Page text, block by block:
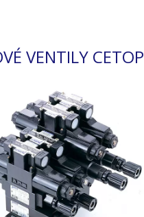
VENTILY CETOP